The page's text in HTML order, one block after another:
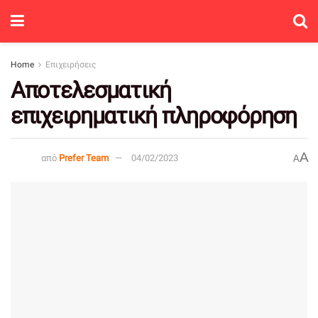
Home Επιχειρήσεις
Αποτελεσματική
επιχειρηματική πληροφόρηση
από Prefer Team 04/02/2023 AA